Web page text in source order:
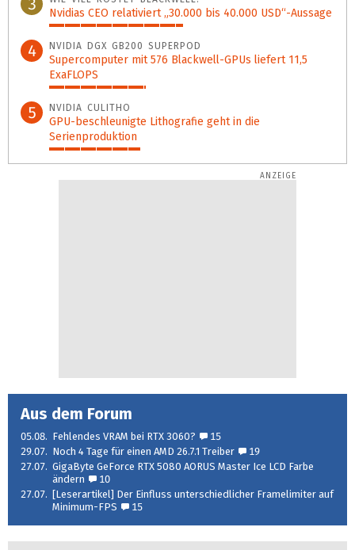
Nvidias CEO relativiert „30.000 bis 40.000 USD“-Aussage
47%
4 NVIDIA DGX GB200 SUPERPOD
Supercomputer mit 576 Blackwell-GPUs liefert 11,5
ExaFLOPS
34%
5 NVIDIA CULITHO
GPU-beschleunigte Lithografie geht in die
Serienproduktion
32%
Aus dem Forum
05.08. Fehlendes VRAM bei RTX 3060?
15
29.07. Noch 4 Tage für einen AMD 26.7.1 Treiber
19
27.07. GigaByte GeForce RTX 5080 AORUS Master Ice LCD Farbe
ändern
10
27.07. [Leserartikel] Der Einfluss unterschiedlicher Framelimiter auf
Minimum-FPS
15